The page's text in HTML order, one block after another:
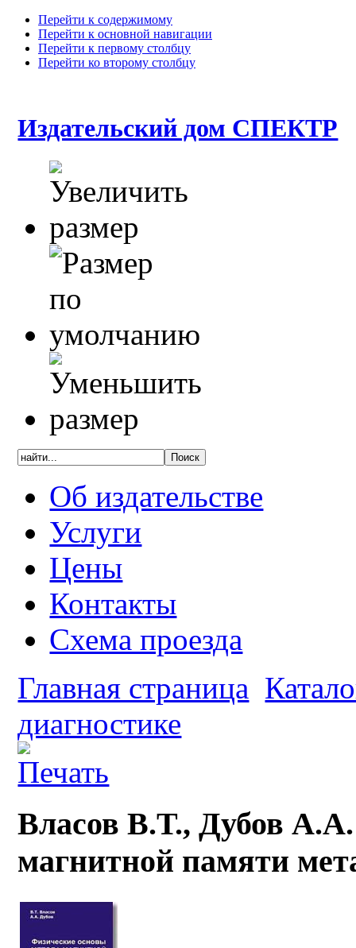
Перейти к содержимому
Перейти к основной навигации
Перейти к первому столбцу
Перейти ко второму столбцу
Издательский дом СПЕКТР
Об издательстве
Услуги
Цены
Контакты
Схема проезда
Главная страница
диагностике
Власов В.Т., Дубов
магнитной памяти